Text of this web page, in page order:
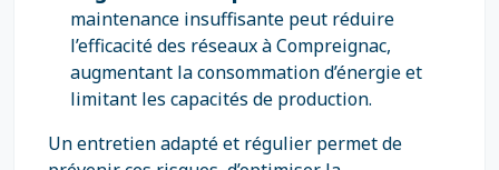
maintenance insuffisante peut réduire
l’efficacité des réseaux à Compreignac,
augmentant la consommation d’énergie et
limitant les capacités de production.
Un entretien adapté et régulier permet de